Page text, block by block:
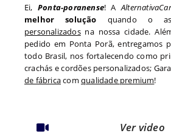
Ei, Ponta-poranense! A
melhor solução quando o
personalizadosna nossa cidade.
pedido em Ponta Porã, entregamos
todo Brasil, nos fortalecendo como
crachás e cordões personalizados;
de fábricacomqualidade premium!
Ver video